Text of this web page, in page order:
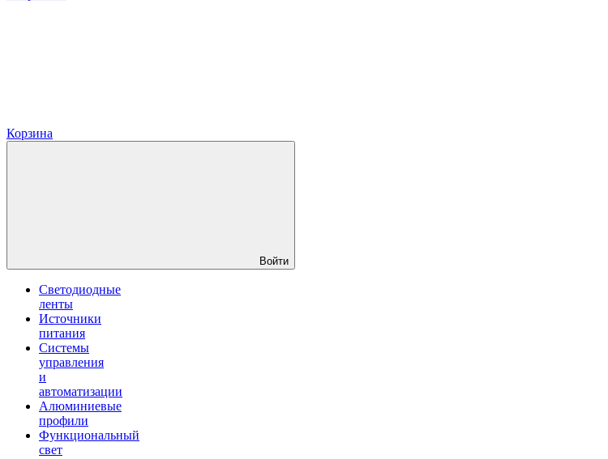
Корзина
Войти
Светодиодные
ленты
Источники
питания
Системы
управления
и
автоматизации
Алюминиевые
профили
Функциональный
свет